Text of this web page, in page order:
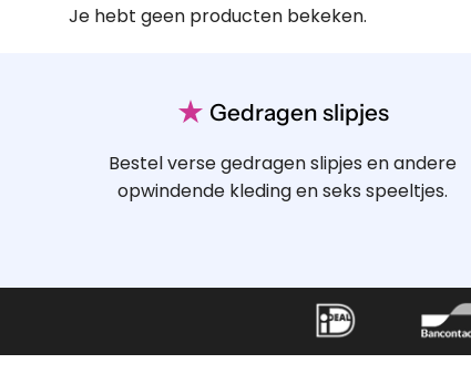
Je hebt geen producten bekeken.
★ Gedragen slipjes
Bestel verse gedragen slipjes en andere
opwindende kleding en seks speeltjes.